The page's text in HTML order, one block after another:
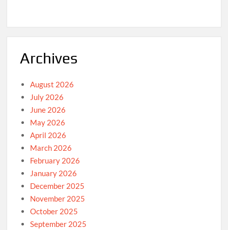
Archives
August 2026
July 2026
June 2026
May 2026
April 2026
March 2026
February 2026
January 2026
December 2025
November 2025
October 2025
September 2025